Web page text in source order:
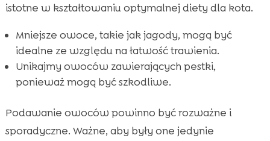
istotne w kształtowaniu optymalnej diety dla kota.
Mniejsze owoce, takie jak jagody, mogą być
idealne ze względu na łatwość trawienia.
Unikajmy owoców zawierających pestki,
ponieważ mogą być szkodliwe.
Podawanie owoców powinno być rozważne i
sporadyczne. Ważne, aby były one jedynie